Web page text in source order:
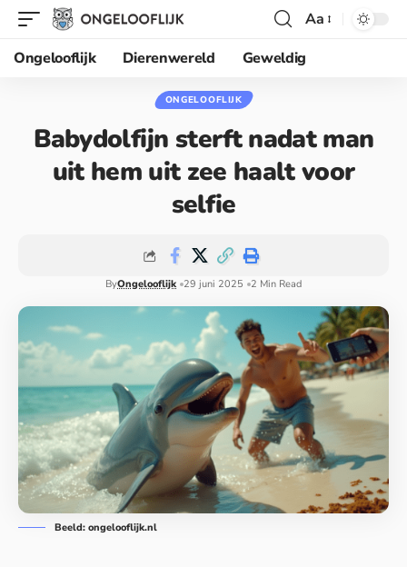
Aa
Ongelooflijk
Dierenwereld Geweldig
ONGELOOFLIJK
Babydolfijn sterft nadat man
uit hem uit zee haalt voor
selfie
ByOngelooflijk 29 juni 2025 2 Min Read
Beeld: ongelooflijk.nl